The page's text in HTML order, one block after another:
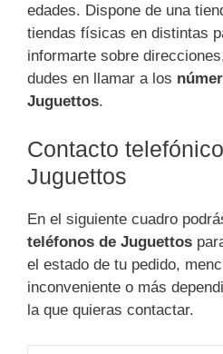
edades. Dispone de una
tiendas físicas en distintas
informarte sobre
dudes en llamar a los
Juguettos.
Contacto
Juguettos
En el siguiente cuadro
teléfonos de Juguettos
el estado de tu pedido,
inconveniente o más
la que quieras contactar.